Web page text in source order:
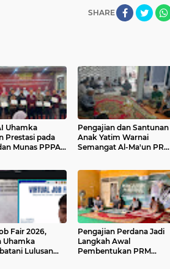
SHARE
Uhamka
Prestasi pada
Munas PPPAI
Pengajian dan Santunan
Anak Yatim Warnai
Semangat Al-Ma'un PRM
Fair 2026,
Uhamka
Lulusan
Pengajian Perdana Jadi
Langkah Awal
Pembentukan PRM